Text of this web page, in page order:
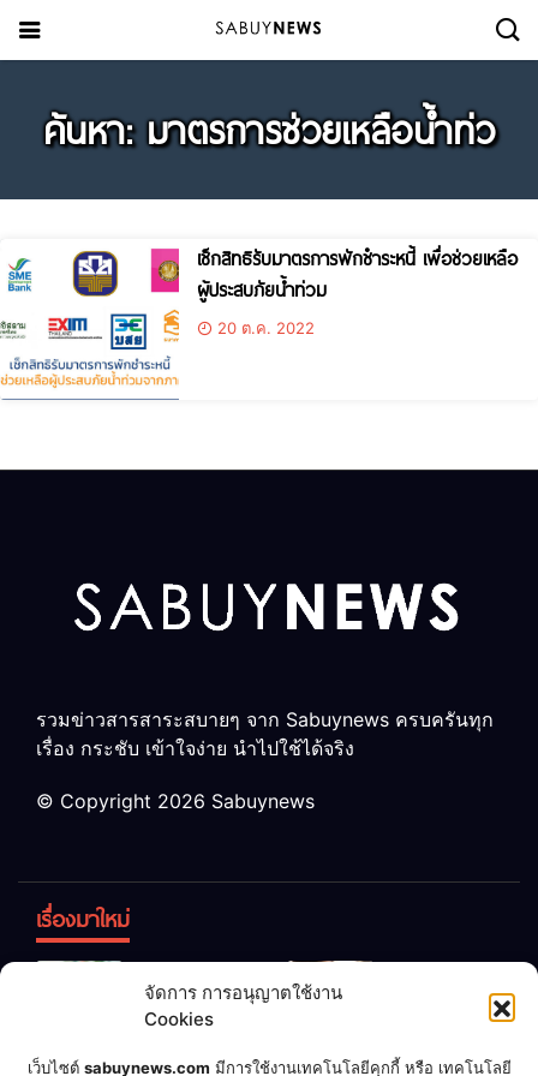
จัดการ การอนุญาตใช้งาน
Cookies
เว็บไซต์ sabuynews.com มีการใช้งานเทคโนโลยีคุกกี้ หรือ เทคโนโลยี
ค้นหา: มาตรการช่วยเหลือน้ำท่ว
เช็กสิทธิรับมาตรการพักชำระหนี้ เพื่อช่วยเหลือ
ผู้ประสบภัยน้ำท่วม
20 ต.ค. 2022
รวมข่าวสารสาระสบายๆ จาก Sabuynews ครบครันทุก
เรื่อง กระชับ เข้าใจง่าย นำไปใช้ได้จริง
© Copyright 2026 Sabuynews
เรื่องมาใหม่
ทิ้ง! เปลี่ยน
เป็น “ปุ๋ย
จุลินทรีย์”
หญิง 12 ขวบ
แต่งงานกับ
เชื่อพ่อแล้ว เจ้าของคาร์